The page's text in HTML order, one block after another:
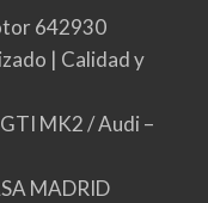
642930
| Calidad y
MK2 / Audi –
MADRID